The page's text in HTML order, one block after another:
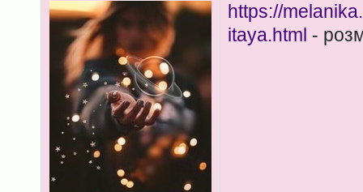
https://
itaya.html -